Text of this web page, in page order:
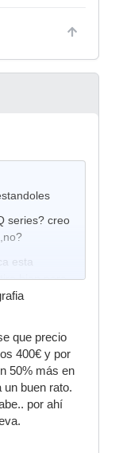
series? creo
esta
bien para
en otras
que precio
400€ y por
50% más en
un buen rato.
por ahí